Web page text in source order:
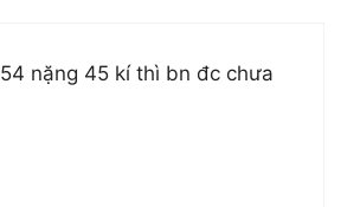
nặng 45 kí thì bn đc chưa